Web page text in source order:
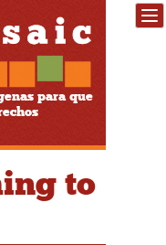
para que
to